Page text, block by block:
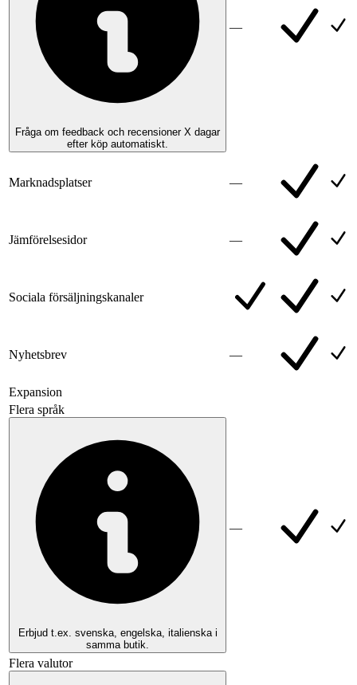
Fråga om feedback och recensioner X dagar
efter köp automatiskt.
—
Marknadsplatser —
Jämförelsesidor —
Sociala försäljningskanaler
Nyhetsbrev —
Expansion
Flera språk
Erbjud t.ex. svenska, engelska, italienska i
samma butik.
—
Flera valutor